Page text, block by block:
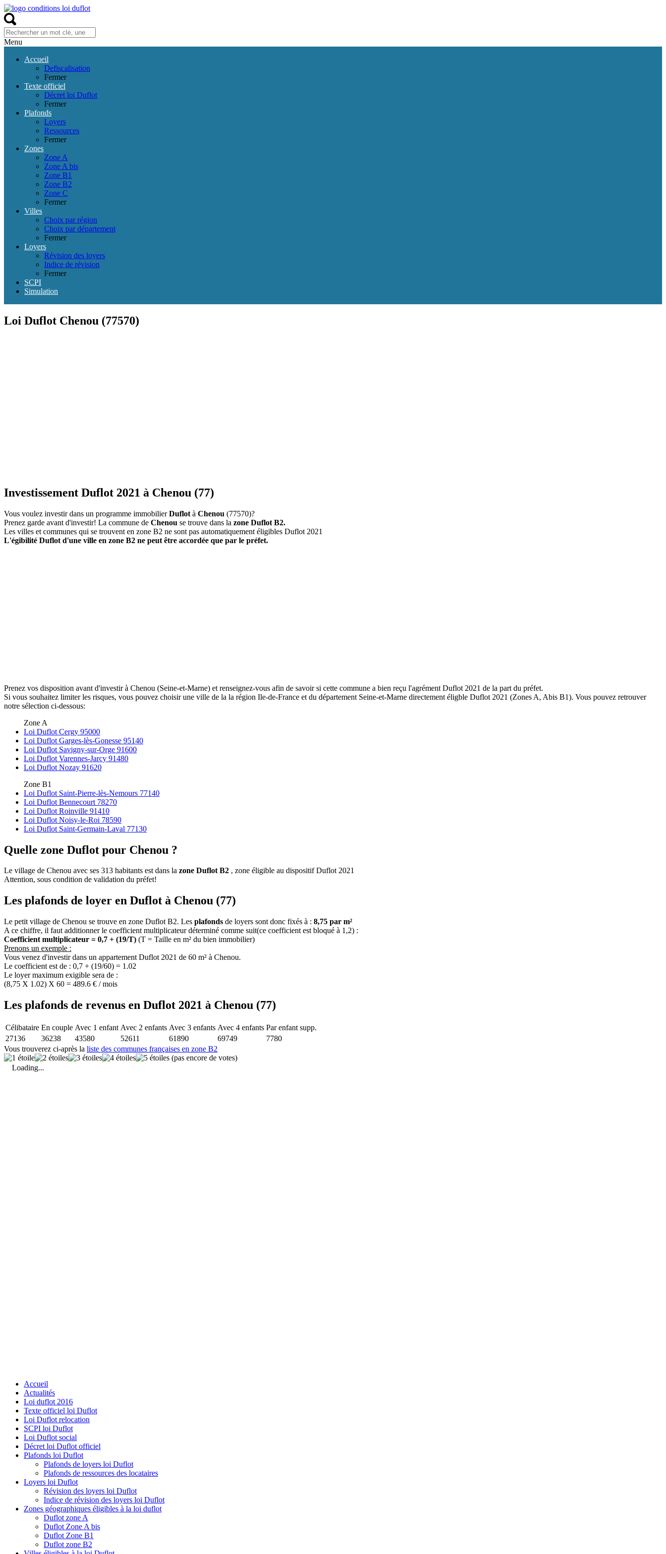
Menu
Accueil
Defiscalisation
Fermer
Texte officiel
Décret loi Duflot
Fermer
Plafonds
Loyers
Ressources
Fermer
Zones
Zone A
Zone A bis
Zone B1
Zone B2
Zone C
Fermer
Villes
Choix par région
Choix par département
Fermer
Loyers
Révision des loyers
Indice de révision
Fermer
SCPI
Simulation
Loi Duflot Chenou (77570)
Investissement Duflot 2021 à Chenou (77)
Vous voulez investir dans un programme immobilierDuflot à Chenou (77570)?
Prenez garde avant d'investir! La commune de Chenou se trouve dans la zone Duflot B2.
Les villes et communes qui se trouvent en zone B2 ne sont pas automatiquement éligibles Duflot 2021
L'égibilité Duflot d'une ville en zone B2 ne peut être accordée que par le préfet.
Prenez vos disposition avant d'investir à Chenou (Seine-et-Marne) et renseignez-vous afin de savoir si cette commune a bien reçu l'agrément Duflot 2021 de la part du préfet.
Si vous souhaitez limiter les risques, vous pouvez choisir une ville de la la région Ile-de-France et du département Seine-et-Marne directement éligble Duflot 2021 (Zones A, Abis B1). Vous pouvez retrouver
notre sélection ci-dessous:
Zone A
Loi Duflot Cergy 95000
Loi Duflot Garges-lès-Gonesse 95140
Loi Duflot Savigny-sur-Orge 91600
Loi Duflot Varennes-Jarcy 91480
Loi Duflot Nozay 91620
Zone B1
Loi Duflot Saint-Pierre-lès-Nemours 77140
Loi Duflot Bennecourt 78270
Loi Duflot Roinville 91410
Loi Duflot Noisy-le-Roi 78590
Loi Duflot Saint-Germain-Laval 77130
Quelle zone Duflot pour Chenou ?
Le village de Chenou avec ses 313 habitants est dans la zone Duflot B2 , zone éligible au dispositif Duflot 2021
Attention, sous condition de validation du préfet!
Les plafonds de loyer en Duflot à Chenou (77)
Le petit village de Chenou se trouve en zone Duflot B2. Les plafonds de loyers sont donc fixés à : 8,75 par m²
A ce chiffre, il faut additionner le coefficient multiplicateur déterminé comme suit(ce coefficient est bloqué à 1,2) :
Coefficient multiplicateur = 0,7 + (19/T) (T = Taille en m² du bien immobilier)
Prenons un exemple :
Vous venez d'investir dans un appartement Duflot 2021 de 60 m² à Chenou.
Le coefficient est de : 0,7 + (19/60) = 1.02
Le loyer maximum exigible sera de :
(8,75 X 1.02) X 60 = 489.6 € / mois
Les plafonds de revenus en Duflot 2021 à Chenou (77)
Célibataire En couple Avec 1 enfant Avec 2 enfants Avec 3 enfants Avec 4 enfants Par enfant supp.
27136
36238 43580 52611 61890 69749
7780
Vous trouverez ci-après la liste des communes françaises en zone B2
(pas encore de votes)
Loading...
Accueil
Actualités
Loi duflot 2016
Texte officiel loi Duflot
Loi Duflot relocation
SCPI loi Duflot
Loi Duflot social
Décret loi Duflot officiel
Plafonds loi Duflot
Plafonds de loyers loi Duflot
Plafonds de ressources des locataires
Loyers loi Duflot
Révision des loyers loi Duflot
Indice de révision des loyers loi Duflot
Zones géographiques éligibles à la loi duflot
Duflot zone A
Duflot Zone A bis
Duflot Zone B1
Duflot zone B2